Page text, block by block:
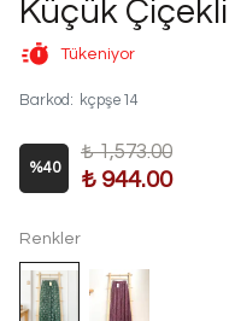
Küçük
Tükeniyor
Barkod : kçpşe14
%40
₺ 1,573.00
₺ 944.00
Renkler